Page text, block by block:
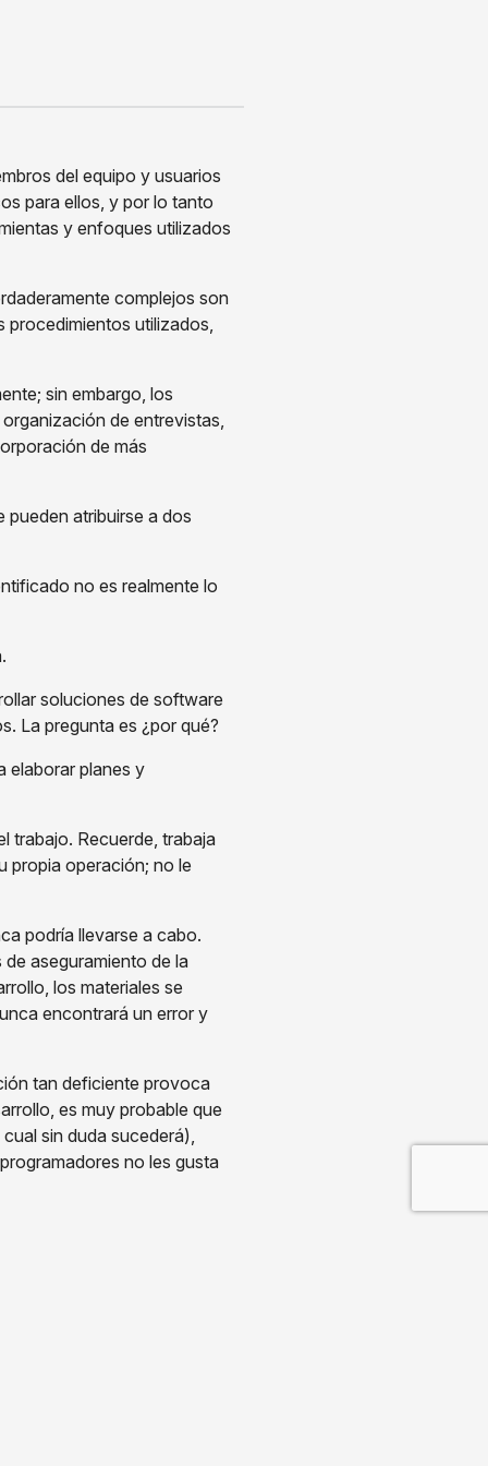
del equipo y usuarios
para ellos, y por lo tanto
y enfoques utilizados
complejos son
procedimientos utilizados,
sin embargo, los
de entrevistas,
de más
pueden atribuirse a dos
no es realmente lo
soluciones de software
La pregunta es ¿por qué?
elaborar planes y
trabajo. Recuerde, trabaja
propia operación; no le
podría llevarse a cabo.
aseguramiento de la
los materiales se
encontrará un error y
tan deficiente provoca
es muy probable que
sin duda sucederá),
no les gusta